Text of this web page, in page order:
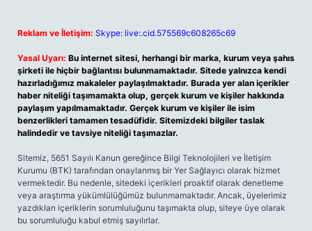
Reklam ve İletişim: Skype: live:.cid.575569c608265c69
Yasal Uyarı: Bu internet sitesi, herhangi bir marka, kurum veya şahıs
şirketi ile hiçbir bağlantısı bulunmamaktadır. Sitede yalnızca kendi
hazırladığımız makaleler paylaşılmaktadır. Burada yer alan içerikler
haber niteliği taşımamakta olup, gerçek kurum ve kişiler hakkında
paylaşım yapılmamaktadır. Gerçek kurum ve kişiler ile isim
benzerlikleri tamamen tesadüfidir. Sitemizdeki bilgiler taslak
halindedir ve tavsiye niteliği taşımazlar.
Sitemiz, 5651 Sayılı Kanun gereğince Bilgi Teknolojileri ve İletişim
Kurumu (BTK) tarafından onaylanmış bir Yer Sağlayıcı olarak hizmet
vermektedir. Bu nedenle, sitedeki içerikleri proaktif olarak denetleme
veya araştırma yükümlülüğümüz bulunmamaktadır. Ancak, üyelerimiz
yazdıkları içeriklerin sorumluluğunu taşımakta olup, siteye üye olarak
bu sorumluluğu kabul etmiş sayılırlar.